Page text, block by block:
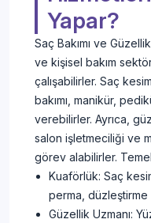
Yapar?
Saç Bakımı ve
ve kişisel bakım
çalışabilirler. Saç
bakımı, manikür,
verebilirler. Ayrıca,
salon işletmeciliği ve
görev alabilirler.
Kuaförlük: Saç
perma, düzleştirme
Güzellik Uzmanı: